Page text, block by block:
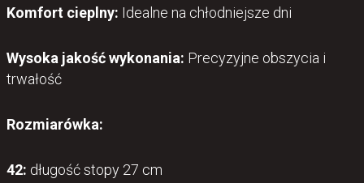
Komfort cieplny: Idealne na chłodniejsze dni
Wysoka jakość wykonania: Precyzyjne obszycia i
trwałość
Rozmiarówka:
42: długość stopy 27 cm